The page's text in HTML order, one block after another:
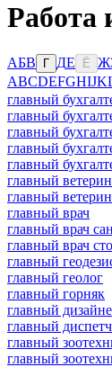
Работа
АБВ Г ДЕ Ё Ж
ABCDEFGHIJK
главный
главный
главный
главный
главный
главный
главный
главный врач
главный врач
главный врач
главный
главный геолог
главный горняк
главный
главный
главный
главный